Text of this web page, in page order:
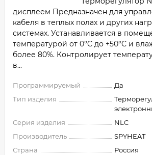
дисплеем Предназначен для
кабеля в теплых полах и других
системах. Устанавливается в
температурой от 0°C до +50°C и
более 80%. Контролирует
в...
Программируемый
Да
Тип изделия
Серия изделия
NLC
Производитель
SPYHEAT
Страна
Россия